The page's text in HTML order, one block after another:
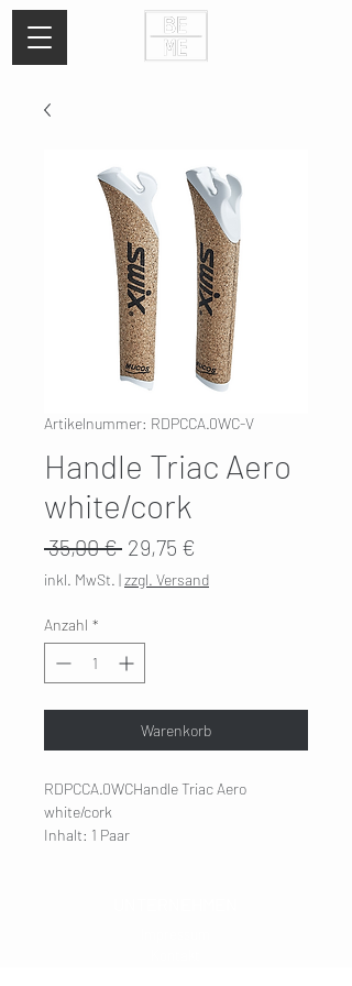
Artikelnummer: RDPCCA.0WC-V
Handle Triac Aero
white/cork
35,00 € Standardpreis
29,75 €
Preis
inkl. MwSt. |zzgl. Versand
Anzahl *
Warenkorb
RDPCCA.0WCHandle Triac Aero
white/cork
Inhalt: 1 Paar